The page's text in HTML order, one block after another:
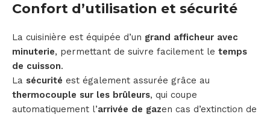
Confort d’utilisation et sécurité
La cuisinière est équipée d’un grand afficheur avec
minuterie, permettant de suivre facilement le temps
de cuisson.
La sécurité est également assurée grâce au
thermocouple sur les brûleurs, qui coupe
automatiquement l’arrivée de gazen cas d’extinction de